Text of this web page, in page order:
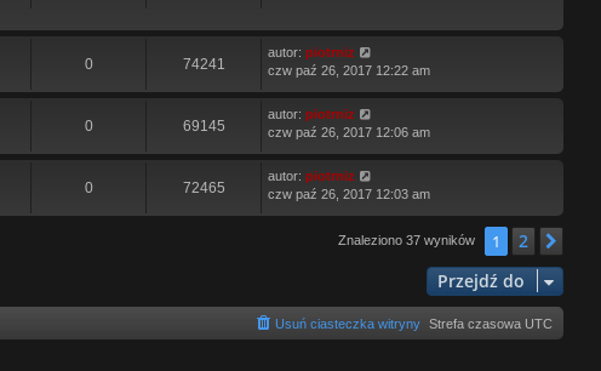
0 74241
autor: piotrniz
czw paź 26, 2017 12:22 am
0 69145
autor: piotrniz
czw paź 26, 2017 12:06 am
0 72465
autor: piotrniz
czw paź 26, 2017 12:03 am
Znaleziono 37 wyników 1 2
Przejdź do
Strefa czasowa UTC
Usuń ciasteczka witryny